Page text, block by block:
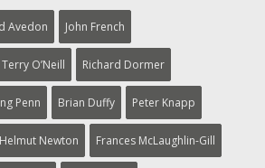
Avedon John French
Terry O’Neill Richard Dormer
Penn Brian Duffy Peter Knapp
Helmut Newton Frances McLaughlin-Gill